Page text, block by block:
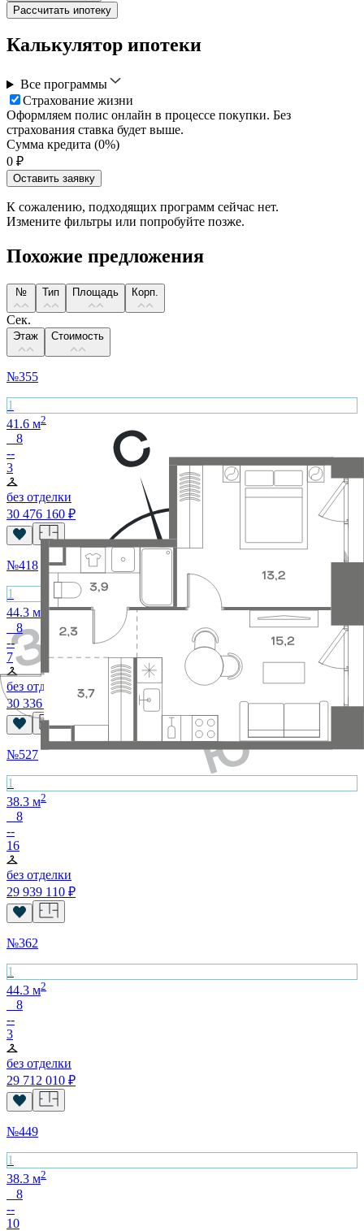
Рассчитать ипотеку
Калькулятор ипотеки
Все программы
Страхование жизни
Оформляем полис онлайн в процессе покупки. Без
страхования ставка будет выше.
Сумма кредита (0%)
0 ₽
Оставить заявку
К сожалению, подходящих программ сейчас нет.
Измените фильтры или попробуйте позже.
Похожие предложения
№ Тип Площадь Корп.
Сек.
Этаж Стоимость
№355
1
41.6 м2
8
--
3
без отделки
30 476 160 ₽
№418
1
44.3 м
8
--
7
без отделки
30 336 640
№527
1
38.3 м2
8
--
16
без отделки
29 939 110 ₽
№362
1
44.3 м2
8
--
3
без отделки
29 712 010 ₽
№449
1
38.3 м2
8
--
10